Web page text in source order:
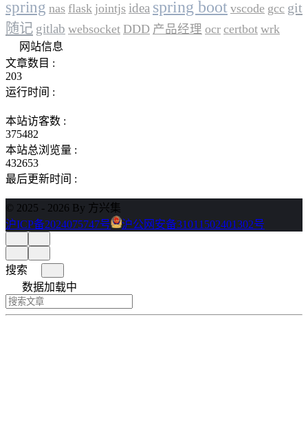
spring nas flask jointjs idea spring boot vscode gcc git
随记 gitlab websocket DDD 产品经理 ocr certbot wrk
网站信息
文章数目 :
203
运行时间 :
本站访客数 :
375482
本站总浏览量 :
432653
最后更新时间 :
© 2025 - 2026 By 方兴集
沪ICP备2024075747号
沪公网安备31011502401302号
搜索
数据加载中